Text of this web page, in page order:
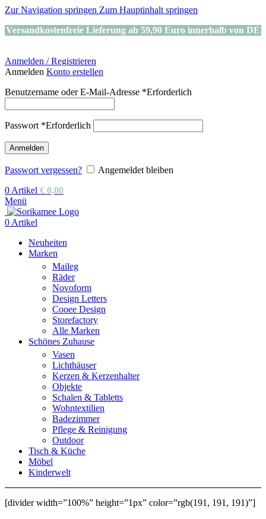
Zur Navigation springen Zum Hauptinhalt springen
Versandkostenfreie Lieferung ab 59,90 Euro innerhalb von DE
Anmelden / Registrieren
Anmelden Konto erstellen
Benutzername oder E-Mail-Adresse *Erforderlich
Passwort *Erforderlich
Anmelden
Passwort vergessen?
Angemeldet bleiben
0 Artikel € 0,00
Menü
0 Artikel
Neuheiten
Marken
Maileg
Räder
Novoform
Design Letters
Cooee Design
Storefactory
Alle Marken
Schönes Zuhause
Vasen
Lichthäuser
Kerzen & Kerzenhalter
Objekte
Schalen & Tabletts
Wohntextilien
Badezimmer
Pflege & Reinigung
Outdoor
Tisch & Küche
Möbel
Kinderwelt
[divider width=”100%” height=”1px” color=”rgb(191, 191, 191)”]